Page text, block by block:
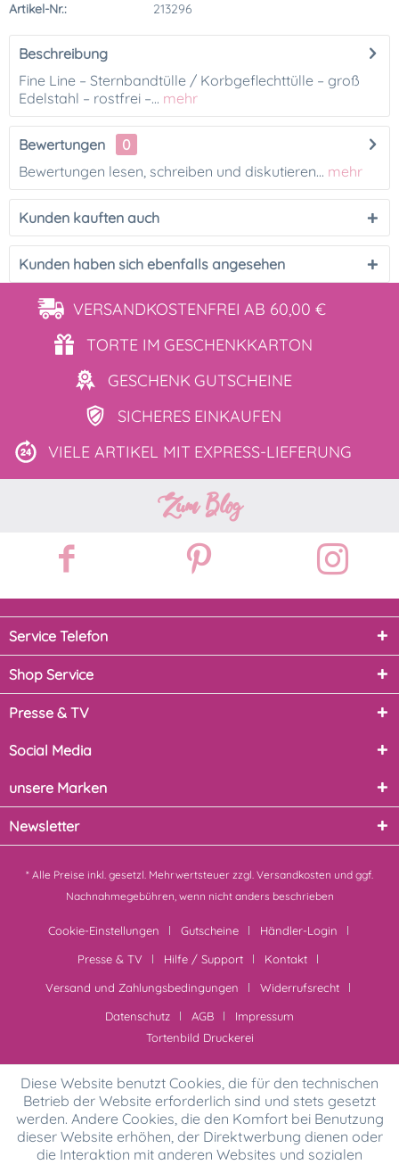
Artikel-Nr.: 213296
Beschreibung
Fine Line – Sternbandtülle / Korbgeflechttülle – groß
Edelstahl – rostfrei –... mehr
Bewertungen
0
Bewertungen lesen, schreiben und diskutieren... mehr
Kunden kauften auch
Kunden haben sich ebenfalls angesehen
VERSANDKOSTENFREI AB 60,00 €
TORTE IM GESCHENKKARTON
GESCHENK GUTSCHEINE
SICHERES EINKAUFEN
VIELE ARTIKEL MIT EXPRESS-LIEFERUNG
Zum Blog
Service Telefon
Shop Service
Presse & TV
Social Media
unsere Marken
Newsletter
* Alle Preise inkl. gesetzl. Mehrwertsteuer zzgl. Versandkosten und ggf.
Nachnahmegebühren, wenn nicht anders beschrieben
Cookie-Einstellungen Gutscheine
Händler-Login
Presse & TV
Hilfe / Support
Kontakt
Versand und Zahlungsbedingungen
Widerrufsrecht
Datenschutz
AGB
Impressum
Tortenbild Druckerei
Diese Website benutzt Cookies, die für den technischen
Betrieb der Website erforderlich sind und stets gesetzt
werden. Andere Cookies, die den Komfort bei Benutzung
dieser Website erhöhen, der Direktwerbung dienen oder
die Interaktion mit anderen Websites und sozialen